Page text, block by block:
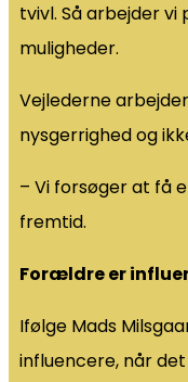
tvivl. Så arbejder
muligheder.
Vejlederne
nysgerrighed og
– Vi forsøger at få
fremtid.
Forældre er
Ifølge Mads
influencere, når